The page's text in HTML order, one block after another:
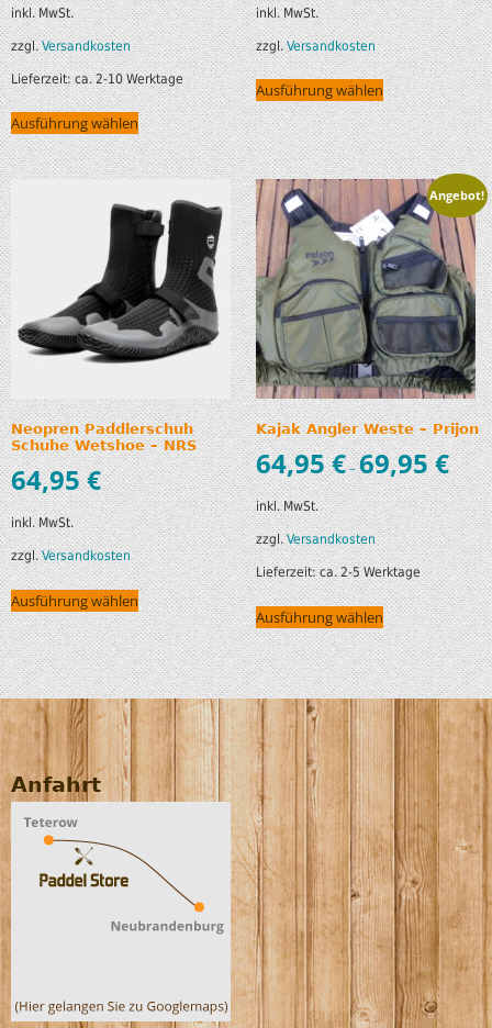
inkl. MwSt.
zzgl.Versandkosten
Lieferzeit:ca. 2-10 Werktage
Ausführung wählen
inkl. MwSt.
zzgl.Versandkosten
Ausführung wählen
Neopren Paddlerschuh
Schuhe Wetshoe – NRS
64,95€
inkl. MwSt.
zzgl.Versandkosten
Ausführung wählen
Angebot!
Kajak Angler Weste – Prijon
64,95€–69,95€
inkl. MwSt.
zzgl.Versandkosten
Lieferzeit:ca. 2-5 Werktage
Ausführung wählen
Anfahrt